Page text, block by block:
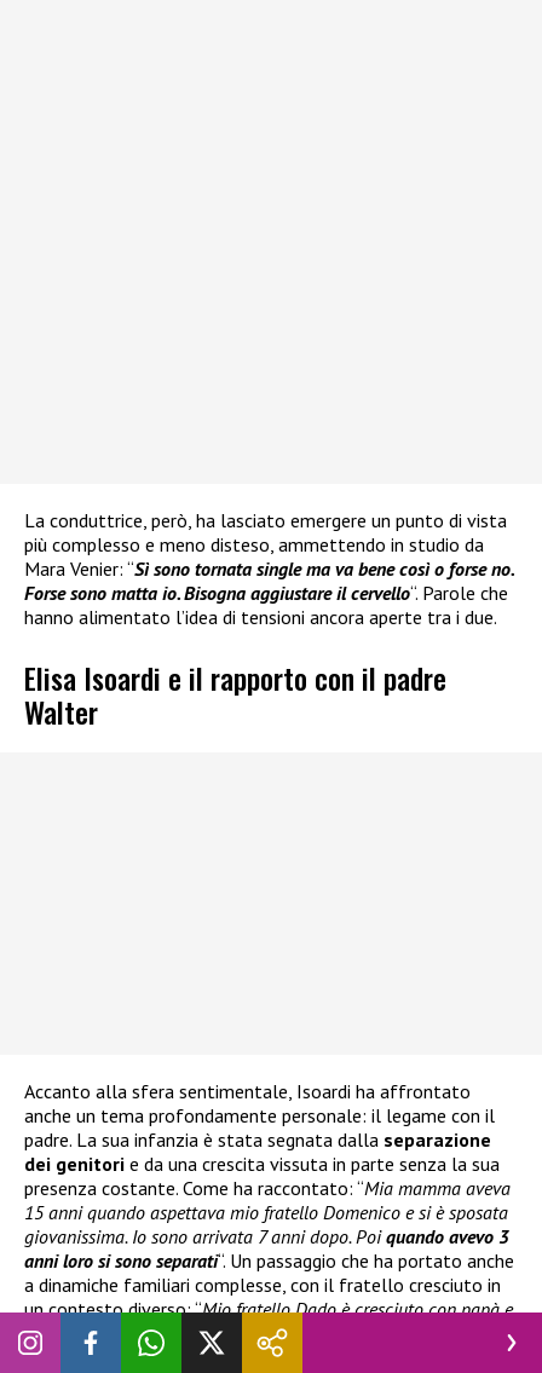
La conduttrice, però, ha lasciato emergere un punto di vista
più complesso e meno disteso, ammettendo in studio da
Mara Venier: “Sì sono tornata single ma va bene così o forse no.
Forse sono matta io. Bisogna aggiustare il cervello“. Parole che
hanno alimentato l’idea di tensioni ancora aperte tra i due.
Elisa Isoardi e il rapporto con il padre
Walter
Accanto alla sfera sentimentale, Isoardi ha affrontato
anche un tema profondamente personale: il legame con il
padre. La sua infanzia è stata segnata dalla separazione
dei genitori e da una crescita vissuta in parte senza la sua
presenza costante. Come ha raccontato: “Mia mamma aveva
15 anni quando aspettava mio fratello Domenico e si è sposata
giovanissima. Io sono arrivata 7 anni dopo. Poiquando avevo 3
anni loro si sono separati“. Un passaggio che ha portato anche
a dinamiche familiari complesse, con il fratello cresciuto in
un contesto diverso: “Mio fratello Dado è cresciuto con papà e
con i nonni